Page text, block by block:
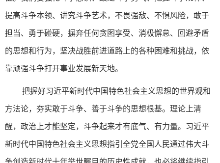
提高斗争本领、讲究斗争艺术，不畏强敌、不惧风险，敢于
担当、勇于碰硬，摒弃任何贪图享受、消极懈怠、回避矛盾
的思想和行为，坚决战胜前进道路上的各种困难和挑战，依
靠顽强斗争打开事业发展新天地。
把握好习近平新时代中国特色社会主义思想的世界观和
方法论，夯实敢于斗争、善于斗争的思想根基。理论上清
醒，政治上才能坚定，斗争起来才有底气、有力量。习近平
新时代中国特色社会主义思想指引全党全国人民通过伟大斗